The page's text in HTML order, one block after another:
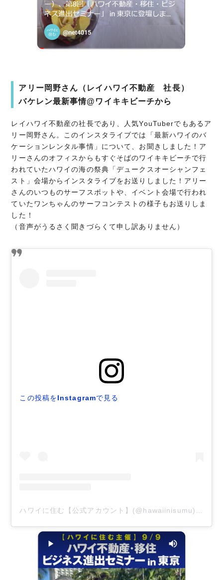
アリー岡野さん（レイハワイ不動産 社長）
バケレン最新事情@ワイキキビーチから
レイハワイ不動産の社長であり、人気YouTuberでもあるア
リー岡野さん。このインスタライブでは「最新ハワイのバ
ケーションレンタル事情」について、お聞きしました！ア
リーさんのオフィスからもすぐそばのワイキキビーチで行
われていたハワイの海の祭典「デュークスオーシャンフェ
スト」会場からインスタライブをお送りしました！アリー
さんのいつものサーフスポットや、イベント会場で行われ
ていたワンちゃんのサーフコンテストの様子もお送りしま
した！
（音声がうるさく聞きづらくて申し訳ありません）
この投稿をInstagramで見る
ハワイに住む【公式アカウント】(@hawaiinisumu)がシェアした投稿